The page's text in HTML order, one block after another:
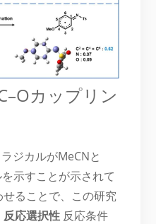
カップリン
ジカルがMeCNと
示すことが示されて
ることで、この研究
応選択性 反応条件